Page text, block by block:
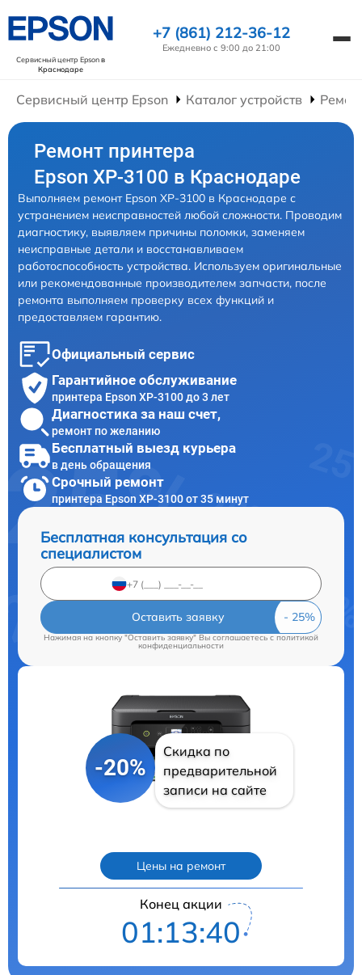
Сервисный центр Epsonв
Краснодаре
+7 (861) 212-36-12
Ежедневно с 9:00 до 21:00
Сервисный центр Epson Каталог устройств
Ремонт принтера
Epson XP-3100 в Краснодаре
Выполняем ремонт Epson XP-3100 в Краснодаре с
устранением неисправностей любой сложности. Проводим
диагностику, выявляем причины поломки, заменяем
неисправные детали и восстанавливаем
работоспособность устройства. Используем оригинальные
или рекомендованные производителем запчасти, после
ремонта выполняем проверку всех функций и
предоставляем гарантию.
Официальный сервис
Гарантийное обслуживание
принтера Epson XP-3100 до 3 лет
Диагностика за наш счет,
ремонт по желанию
Бесплатный выезд курьера
в день обращения
Срочный ремонт
принтера Epson XP-3100 от 35 минут
Бесплатная консультация со
специалистом
Оставить заявку
Нажимая на кнопку "Оставить заявку" Вы соглашаетесь cполитикой
конфиденциальности
-20%
Скидка по
предварительной
записи на сайте
Цены на ремонт
Конец акции
01:13:39